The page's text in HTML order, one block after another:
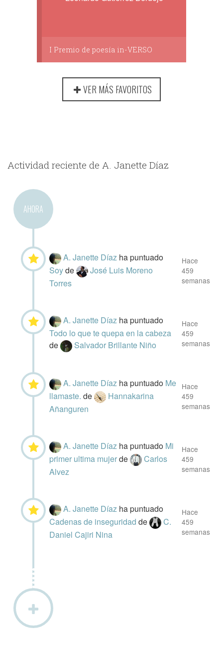
I Premio de poesía in-VERSO
VER MÁS FAVORITOS
Actividad reciente de A. Janette Díaz
AHORA
A. Janette Díaz ha puntuado
Soyde
José Luis Moreno
Torres
Hace
459
semanas
A. Janette Díaz ha puntuado
Todo lo que te quepa en la cabeza
de
Salvador Brillante Niño
Hace
459
semanas
A. Janette Díaz ha puntuado Me
llamaste.de
Hannakarina
Añanguren
Hace
459
semanas
A. Janette Díaz ha puntuado Mi
primer ultima mujerde
Carlos
Alvez
Hace
459
semanas
A. Janette Díaz ha puntuado
Cadenas de inseguridadde
C.
Daniel Cajiri Nina
Hace
459
semanas